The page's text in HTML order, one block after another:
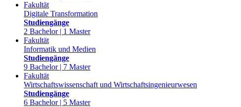
Fakultät
Digitale Transformation
Studiengänge
2 Bachelor | 1 Master
Fakultät
Informatik und Medien
Studiengänge
9 Bachelor | 7 Master
Fakultät
Wirtschaftswissenschaft und Wirtschaftsingenieurwesen
Studiengänge
6 Bachelor | 5 Master